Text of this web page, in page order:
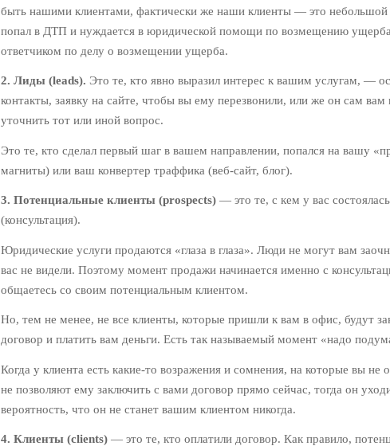
быть нашими клиентами, фактически же наши клиенты — это небольшой
попал в ДТП и нуждается в юридической помощи по возмещению ущерба
ответчиком по делу о возмещении ущерба.
2. Лиды (leads). Это те, кто явно выразил интерес к вашим услугам, —
контакты, заявку на сайте, чтобы вы ему перезвонили, или же он сам вам
уточнить тот или иной вопрос.
Это те, кто сделал первый шаг в вашем направлении, попался на вашу
магниты) или ваш конвертер траффика (веб-сайт, блог).
3. Потенциальные клиенты (prospects) — это те, с кем у вас
(консультация).
Юридические услуги продаются «глаза в глаза». Люди не могут вам
вас не видели. Поэтому момент продажи начинается именно с
общаетесь со своим потенциальным клиентом.
Но, тем не менее, не все клиенты, которые пришли к вам в офис, будут
договор и платить вам деньги. Есть так называемый момент «надо
Когда у клиента есть какие-то возражения и сомнения, на которые вы не
не позволяют ему заключить с вами договор прямо сейчас, тогда он
вероятность, что он не станет вашим клиентом никогда.
4. Клиенты (clients) — это те, кто оплатили договор. Как правило,